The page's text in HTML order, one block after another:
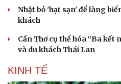
Nhặt bỏ 'hạt sạn' để làng
khách
Cần Thơ cụ thể hóa “Ba kết
và du khách Thái Lan
KINH TẾ